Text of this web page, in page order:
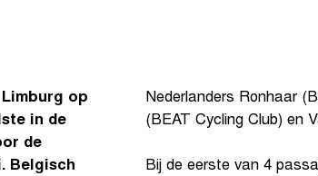
op
in de
de
Belgisch
Nederlanders Ronhaar
(BEAT Cycling Club) en
Bij de eerste van 4